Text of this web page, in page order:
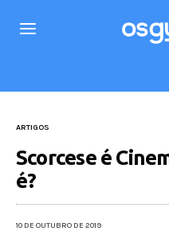
ARTIGOS
Scorcese é
é?
10 DE OUTUBRO DE 2019